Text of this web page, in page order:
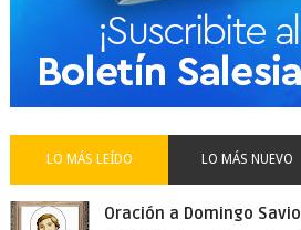
LO MÁS LEÍDO LO MÁS NUEVO
Oración a Domingo Savio